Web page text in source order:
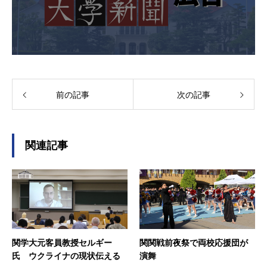
前の記事 次の記事
関連記事
関学大元客員教授セルギー
氏 ウクライナの現状伝える
関関戦前夜祭で両校応援団が
演舞